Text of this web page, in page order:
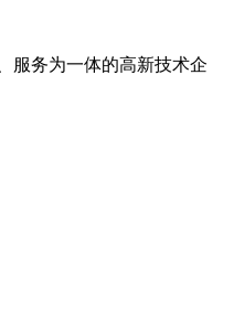
服务为一体的高新技术企